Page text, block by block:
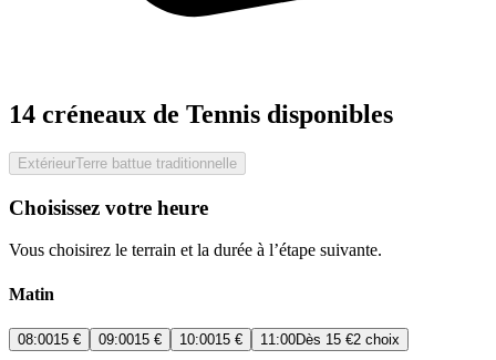
14 créneaux de Tennis disponibles
ExtérieurTerre battue traditionnelle
Choisissez votre heure
Vous choisirez le terrain et la durée à l’étape suivante.
Matin
08:0015 € 09:0015 € 10:0015 € 11:00Dès 15 €2 choix